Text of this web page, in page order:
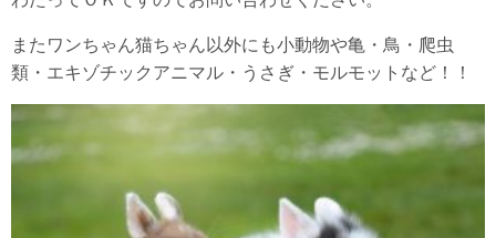
またワンちゃん猫ちゃん以外にも小動物や亀・鳥・爬虫
類・エキゾチックアニマル・うさぎ・モルモットなど！！